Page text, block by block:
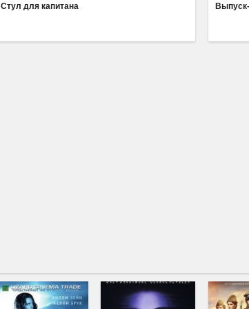
Стул для капитана